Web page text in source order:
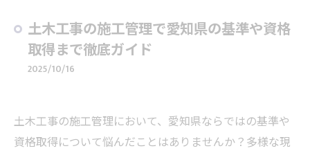
土木工事の施工管理で愛知県の基準や資格
取得まで徹底ガイド
2025/10/16
土木工事の施工管理において、愛知県ならではの基準や
資格取得について悩んだことはありませんか？多様な現